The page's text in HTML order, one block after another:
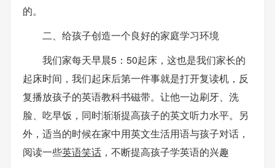
的。
二、给孩子创造一个良好的家庭学习环境
我们家每天早晨5：50起床，这也是我们家长的
起床时间，我们起床后第一件事就是打开复读机，反
复播放孩子的英语教科书磁带。让他一边刷牙、洗
脸、吃早饭，同时渐渐提高孩子的英文听力水平。另
外，适当的时候在家中用英文生活用语与孩子对话，
阅读一些英语笑话 ，不断提高孩子学英语的兴趣